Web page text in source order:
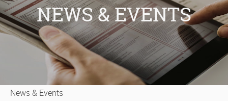
NEWS & EVENTS
News & Events